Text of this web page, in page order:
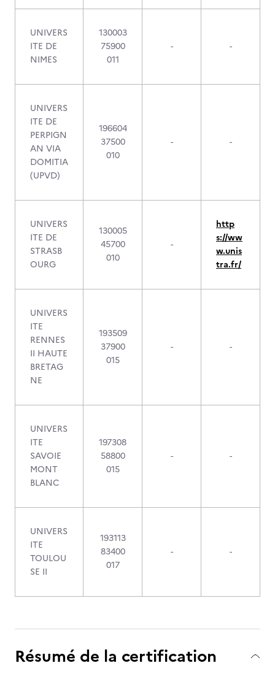
UNIVERS
ITE DE
NIMES
130003
75900
011
- -
UNIVERS
ITE DE
PERPIGN
AN VIA
DOMITIA
(UPVD)
196604
37500
010
- -
UNIVERS
ITE DE
STRASB
OURG
130005
45700
010
-
http
s://ww
w.unis
tra.fr/
UNIVERS
ITE
RENNES
II HAUTE
BRETAG
NE
193509
37900
015
- -
UNIVERS
ITE
SAVOIE
MONT
BLANC
197308
58800
015
- -
UNIVERS
ITE
TOULOU
SE II
193113
83400
017
- -
Résumé de la certification